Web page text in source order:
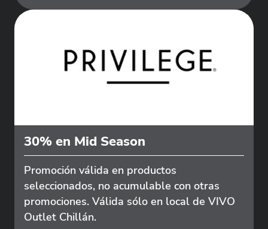
30% en Mid Season
Promoción válida en productos
seleccionados, no acumulable con otras
promociones. Válida sólo en local de VIVO
Outlet Chillán.